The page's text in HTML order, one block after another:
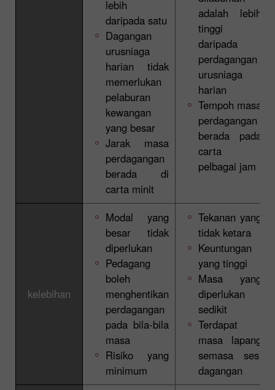
lebih
daripada satu
Dagangan
urusniaga
harian tidak
memerlukan
pelaburan
kewangan
yang besar
Jarak masa
perdagangan
berada di
carta minit
adalah lebih
tinggi
daripada
perdagangan
urusniaga
harian
Tempoh masa
perdagangan
berada pada
carta
pelbagai jam
kelebihan
Modal yang
besar tidak
diperlukan
Pedagang
boleh
menghentikan
perdagangan
pada bila-bila
masa
Risiko yang
minimum
Tekanan yang
tidak ketara
Keuntungan
yang tinggi
Masa yang
diperlukan
sedikit
Terdapat
masa lapang
semasa sesi
dagangan